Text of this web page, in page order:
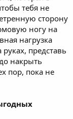
тебя не
сторону
ногу на
нагрузка
представь
накрыть
пор, пока не